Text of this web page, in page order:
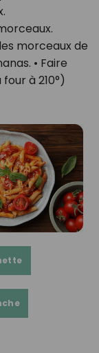
morceaux de
• Faire
à 210°)